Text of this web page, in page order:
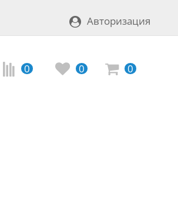
Авторизация
0 0 0